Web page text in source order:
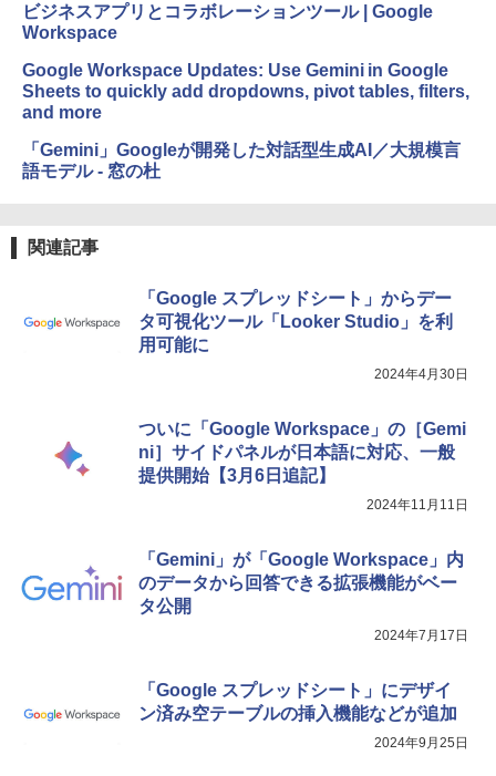
ビジネスアプリとコラボレーションツール | Google
Workspace
Google Workspace Updates: Use Gemini in Google
Sheets to quickly add dropdowns, pivot tables, filters,
and more
「Gemini」Googleが開発した対話型生成AI／大規模言
語モデル - 窓の杜
関連記事
「Google スプレッドシート」からデー
タ可視化ツール「Looker Studio」を利
用可能に
2024年4月30日
ついに「Google Workspace」の［Gemi
ni］サイドパネルが日本語に対応、一般
提供開始【3月6日追記】
2024年11月11日
「Gemini」が「Google Workspace」内
のデータから回答できる拡張機能がベー
タ公開
2024年7月17日
「Google スプレッドシート」にデザイ
ン済み空テーブルの挿入機能などが追加
2024年9月25日